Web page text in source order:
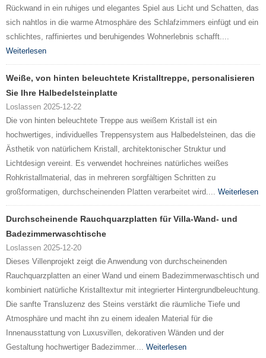
Rückwand in ein ruhiges und elegantes Spiel aus Licht und Schatten, das
sich nahtlos in die warme Atmosphäre des Schlafzimmers einfügt und ein
schlichtes, raffiniertes und beruhigendes Wohnerlebnis schafft....
Weiterlesen
Weiße, von hinten beleuchtete Kristalltreppe, personalisieren
Sie Ihre Halbedelsteinplatte
Loslassen 2025-12-22
Die von hinten beleuchtete Treppe aus weißem Kristall ist ein
hochwertiges, individuelles Treppensystem aus Halbedelsteinen, das die
Ästhetik von natürlichem Kristall, architektonischer Struktur und
Lichtdesign vereint. Es verwendet hochreines natürliches weißes
Rohkristallmaterial, das in mehreren sorgfältigen Schritten zu
großformatigen, durchscheinenden Platten verarbeitet wird.... Weiterlesen
Durchscheinende Rauchquarzplatten für Villa-Wand- und
Badezimmerwaschtische
Loslassen 2025-12-20
Dieses Villenprojekt zeigt die Anwendung von durchscheinenden
Rauchquarzplatten an einer Wand und einem Badezimmerwaschtisch und
kombiniert natürliche Kristalltextur mit integrierter Hintergrundbeleuchtung.
Die sanfte Transluzenz des Steins verstärkt die räumliche Tiefe und
Atmosphäre und macht ihn zu einem idealen Material für die
Innenausstattung von Luxusvillen, dekorativen Wänden und der
Gestaltung hochwertiger Badezimmer.... Weiterlesen